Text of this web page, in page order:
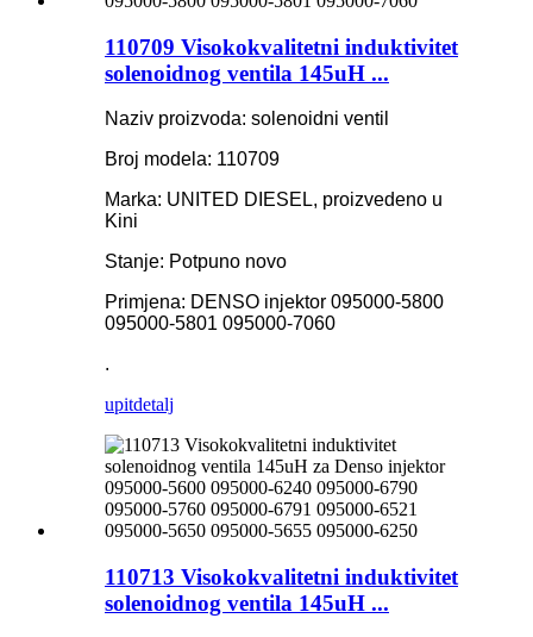
110709 Visokokvalitetni induktivitet
solenoidnog ventila 145uH ...
Naziv proizvoda: solenoidni ventil
Broj modela: 110709
Marka: UNITED DIESEL, proizvedeno u
Kini
Stanje: Potpuno novo
Primjena: DENSO injektor 095000-5800
095000-5801 095000-7060
.
upitdetalj
110713 Visokokvalitetni induktivitet
solenoidnog ventila 145uH ...